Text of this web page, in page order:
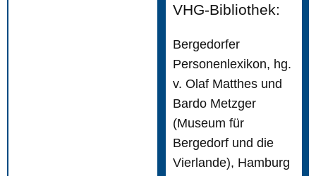
VHG-Bibliothek:
Bergedorfer
Personenlexikon, hg.
v. Olaf Matthes und
Bardo Metzger
(Museum für
Bergedorf und die
Vierlande), Hamburg